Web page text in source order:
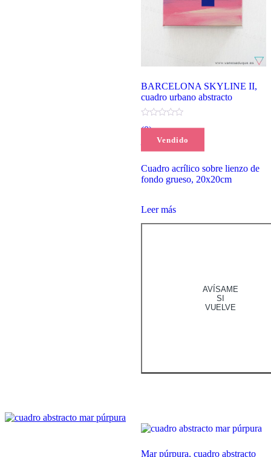
Vendido
BARCELONA SKYLINE II,
cuadro urbano abstracto
(0)
80,00€ El
precio
original
era:
80,00 €.
75,00
precio
es:
75,00 €.
Cuadro acrílico sobre lienzo de
fondo grueso, 20x20cm
Leer más
AVÍSAME
SI
VUELVE
Mar púrpura, cuadro abstracto